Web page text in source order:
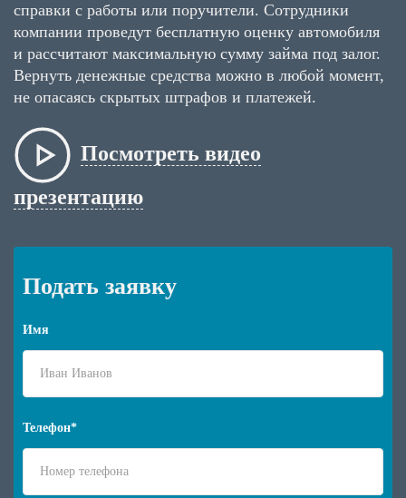
справки с работы или поручители. Сотрудники
компании проведут бесплатную оценку автомобиля
и рассчитают максимальную сумму займа под залог.
Вернуть денежные средства можно в любой момент,
не опасаясь скрытых штрафов и платежей.
Посмотреть видео
презентацию
Подать заявку
Имя
Телефон*